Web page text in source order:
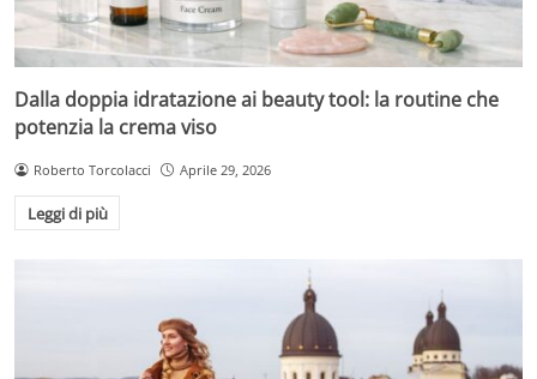
Dalla doppia idratazione ai beauty tool: la routine che
potenzia la crema viso
Roberto Torcolacci Aprile 29, 2026
Leggi di più